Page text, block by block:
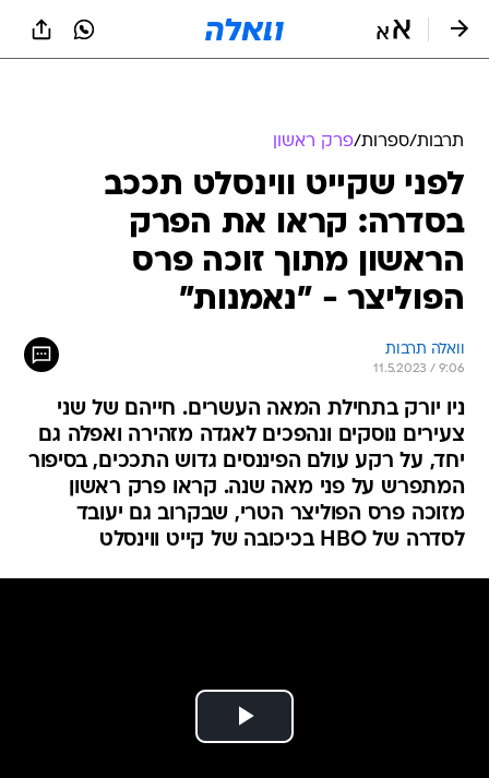
תרבות/ספרות/פרק ראשון
לפני שקייט ווינסלט תככב
בסדרה: קראו את הפרק
הראשון מתוך זוכה פרס
הפוליצר - "נאמנות"
וואלה תרבות
11.5.2023 / 9:06
ניו יורק בתחילת המאה העשרים. חייהם של שני
צעירים נוסקים ונהפכים לאגדה מזהירה ואפלה גם
יחד, על רקע עולם הפיננסים גדוש התככים, בסיפור
המתפרש על פני מאה שנה. קראו פרק ראשון
מזוכה פרס הפוליצר הטרי, שבקרוב גם יעובד
לסדרה של HBO בכיכובה של קייט ווינסלט